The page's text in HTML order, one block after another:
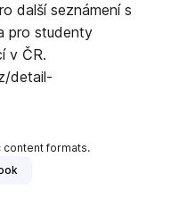
další seznámení s
pro studenty
v ČR.
detail-
content formats.